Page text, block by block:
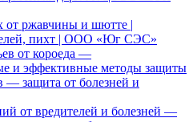
от ржавчины и шютте |
елей, пихт | ООО «Юг СЭС»
от короеда —
и эффективные методы защиты
— защита от болезней и
от вредителей и болезней —